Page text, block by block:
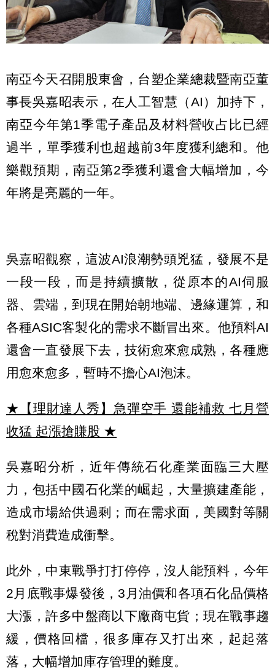
南亞今天召開股東會，台塑企業總裁暨南亞董
事長吳嘉昭表示，在人工智慧（AI）加持下，
南亞今年第1季電子產品及材料營收占比已經
過半，單季獲利也超越前3年度獲利總和。他
樂觀預期，南亞第2季獲利還會大幅增加，今
年將是亮麗的一年。
吳嘉昭觀察，這波AI浪潮勢頭兇猛，發展不是
一段一段，而是持續擴散，從原本的AI伺服
器、雲端，到現在開始朝地端、邊緣運算，和
各種ASIC客製化的需求不斷冒出來。他預料AI
還會一直發展下去，技術愈來愈成熟，各種應
用愈來愈多，暫時不擔心AI泡沫。
★【理財達人秀】急彈空手 還能補救 七月營
收猛 起漲搶賺股 ★
吳嘉昭分析，近年傳統石化產業面臨三大壓
力，包括中國石化業的崛起，大量擴建產能，
造成市場給供過剩；而在需求面，美國對等關
稅對消費造成衝擊。
此外，中東戰爭打打停停，沒人能預料，今年
2月底戰事爆發後，3月油價和各項石化品價格
大漲，許多中盤商以下廠商屯貨；現在戰事趨
緩，價格回檔，很多庫存又打出來，起起落
落，大幅增加庫存管理的難度。